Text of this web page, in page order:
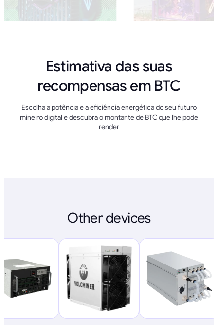
Estimativa das suas
recompensas em BTC
Escolha a potência e a eficiência energética do seu futuro
mineiro digital e descubra o montante de BTC que lhe pode
render
Other devices